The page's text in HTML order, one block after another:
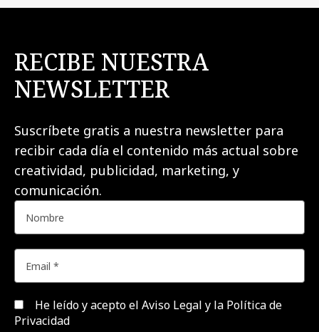
RECIBE NUESTRA
NEWSLETTER
Suscríbete gratis a nuestra newsletter para
recibir cada día el contenido más actual sobre
creatividad, publicidad, marketing, y
comunicación.
He leído y acepto el Aviso Legal y la Política de
Privacidad